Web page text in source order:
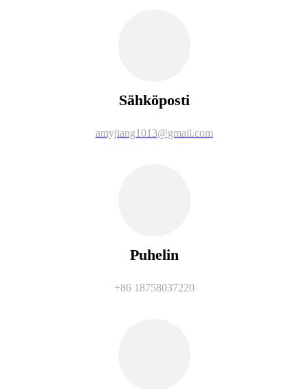
Sähköposti
amyjiang1013@gmail.com
Puhelin
+86 18758037220